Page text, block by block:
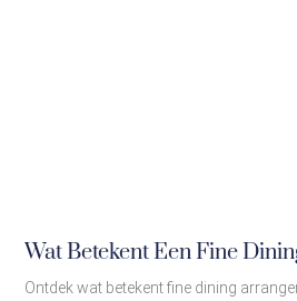
Wat Betekent Een Fine
Ontdek wat betekent fine dining